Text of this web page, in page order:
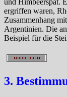
und Himbeerspat.
ergriffen waren,
Zusammenhang
Argentinien. Die
Beispiel für die
3.